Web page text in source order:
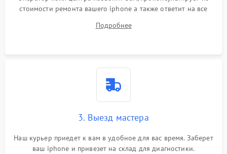
стоимости ремонта вашего iphone а также ответит на все
Подробнее
3. Выезд мастера
Наш курьер приедет к вам в удобное для вас время. Заберет
ваш iphone и привезет на склад для диагностики.